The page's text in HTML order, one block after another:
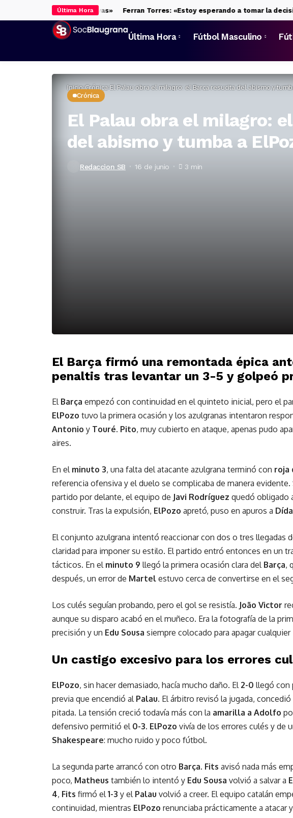
Última Hora
las expectativas» Ferran Torres: «Estoy esperando a tomar la decisión
Última Hora Fútbol Masculino
Inicio Crónica El Palau obra el milagro: el Barça resucita del abismo y
Crónica
El Palau obra el milagro:
del abismo y tumba a
Redaccion SB 16 de junio 3 min
El Barça firmó una remontada épica
penaltis tras levantar un 3-5 y golpeó
El Barça empezó con continuidad en el quinteto inicial, pero el
ElPozo tuvo la primera ocasión y los azulgranas intentaron
Antonio y Touré. Pito, muy cubierto en ataque, apenas pudo
aires.
En el minuto 3, una falta del atacante azulgrana terminó con roja
referencia ofensiva y el duelo se complicaba de manera
partido por delante, el equipo de Javi Rodríguez quedó obligado
construir. Tras la expulsión, ElPozo apretó, puso en apuros a
El conjunto azulgrana intentó reaccionar con dos o tres llegadas
claridad para imponer su estilo. El partido entró entonces en un
tácticos. En el minuto 9 llegó la primera ocasión clara del Barça,
después, un error de Martel estuvo cerca de convertirse en el
Los culés seguían probando, pero el gol se resistía. João Victor
aunque su disparo acabó en el muñeco. Era la fotografía de la
precisión y un Edu Sousa siempre colocado para apagar
Un castigo excesivo para los errores
ElPozo, sin hacer demasiado, hacía mucho daño. El 2-0 llegó con
previa que encendió al Palau. El árbitro revisó la jugada,
pitada. La tensión creció todavía más con la amarilla a Adolfo
defensivo permitió el 0-3. ElPozo vivía de los errores culés y de
Shakespeare: mucho ruido y poco fútbol.
La segunda parte arrancó con otro Barça. Fits avisó nada más
poco, Matheus también lo intentó y Edu Sousa volvió a salvar a
4, Fits firmó el 1-3 y el Palau volvió a creer. El equipo catalán
continuidad, mientras ElPozo renunciaba prácticamente a atacar